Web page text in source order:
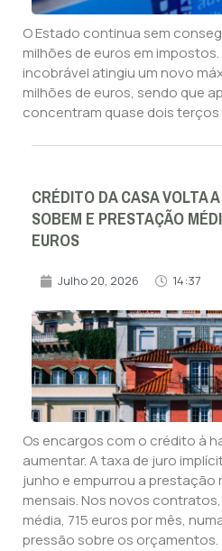
O Estado continua sem
milhões de euros em
incobrável atingiu um novo
milhões de euros, sendo que
concentram quase dois terços
CRÉDITO DA CASA VOLTA
SOBEM E PRESTAÇÃO
EUROS
Julho 20, 2026 14:37
Os encargos com o crédito à
aumentar. A taxa de juro
junho e empurrou a prestação
mensais. Nos novos
média, 715 euros por mês,
pressão sobre os orçamentos.